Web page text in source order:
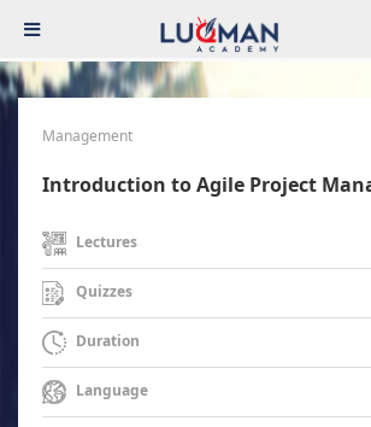
Management
Introduction to Agile Project
Lectures
Quizzes
Duration
Language